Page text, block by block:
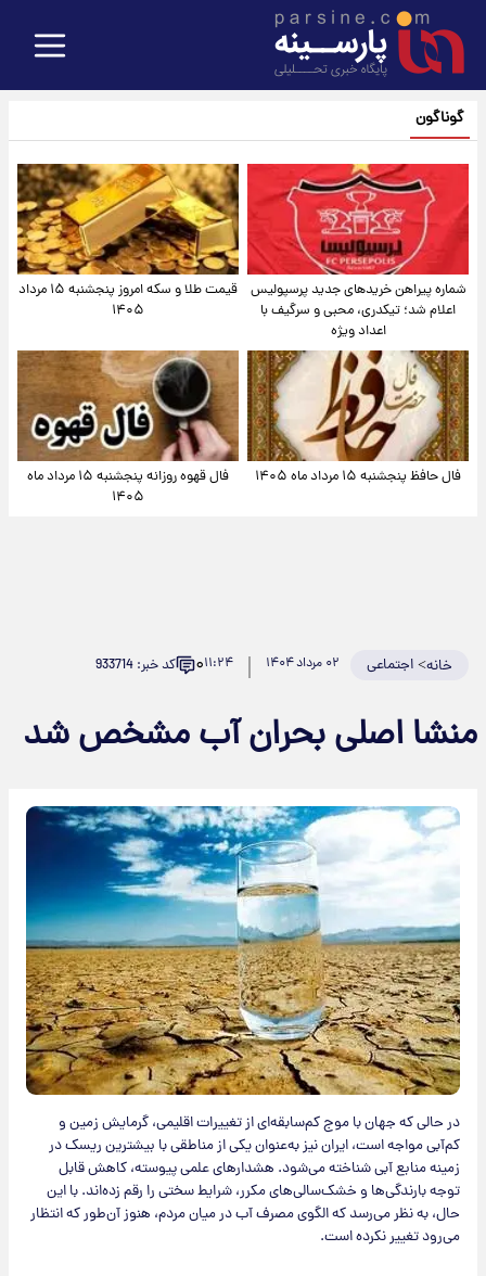
گوناگون
شماره پیراهن خریدهای جدید پرسپولیس
اعلام شد؛ تیکدری، محبی و سرگیف با
اعداد ویژه
قیمت طلا و سکه امروز پنجشنبه ۱۵ مرداد
۱۴۰۵
فال حافظ پنجشنبه ۱۵ مرداد ماه ۱۴۰۵
فال قهوه روزانه پنجشنبه ۱۵ مرداد ماه
۱۴۰۵
خانه>اجتماعی ۰۲ مرداد ۱۴۰۴ ۱۱:۲۴۰ کد خبر: 933714
منشا اصلی بحران آب مشخص شد
در حالی که جهان با موج کم‌سابقه‌ای از تغییرات اقلیمی، گرمایش زمین و
کم‌آبی مواجه است، ایران نیز به‌عنوان یکی از مناطقی با بیشترین ریسک در
زمینه منابع آبی شناخته می‌شود. هشدارهای علمی پیوسته، کاهش قابل
توجه بارندگی‌ها و خشک‌سالی‌های مکرر، شرایط سختی را رقم زده‌اند. با این
حال، به نظر می‌رسد که الگوی مصرف آب در میان مردم، هنوز آن‌طور که انتظار
می‌رود تغییر نکرده است.